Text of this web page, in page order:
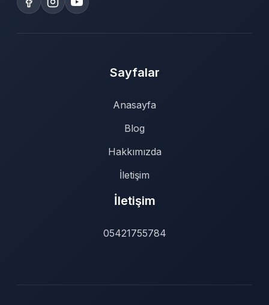
Sayfalar
Anasayfa
Blog
Hakkımızda
İletişim
İletişim
05421755784